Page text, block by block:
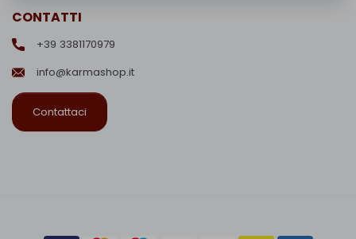
CONTATTI
+39 3381170979
info@karmashop.it
Contattaci